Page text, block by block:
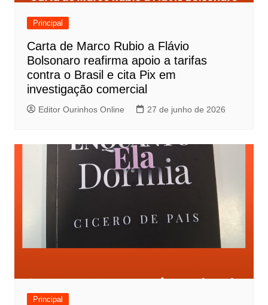
Principal
Carta de Marco Rubio a Flávio
Bolsonaro reafirma apoio a tarifas
contra o Brasil e cita Pix em
investigação comercial
Editor Ourinhos Online 27 de junho de 2026
Principal